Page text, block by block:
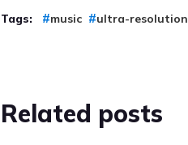
Tags: music ultra-resolution
Related posts